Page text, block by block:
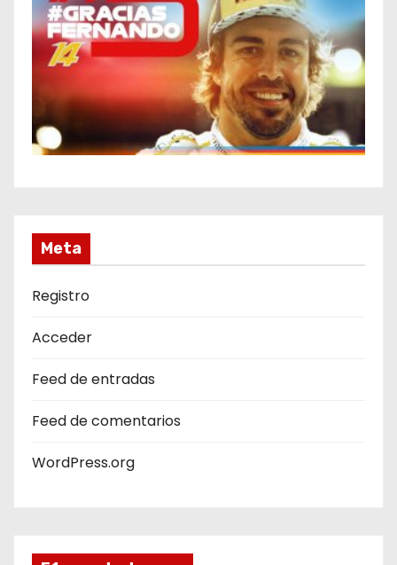
Meta
Registro
Acceder
Feed de entradas
Feed de comentarios
WordPress.org